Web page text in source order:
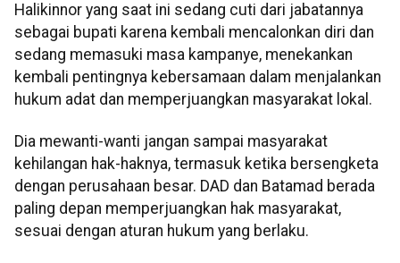
Halikinnor yang saat ini sedang cuti dari jabatannya
sebagai bupati karena kembali mencalonkan diri dan
sedang memasuki masa kampanye, menekankan
kembali pentingnya kebersamaan dalam menjalankan
hukum adat dan memperjuangkan masyarakat lokal.
Dia mewanti-wanti jangan sampai masyarakat
kehilangan hak-haknya, termasuk ketika bersengketa
dengan perusahaan besar. DAD dan Batamad berada
paling depan memperjuangkan hak masyarakat,
sesuai dengan aturan hukum yang berlaku.